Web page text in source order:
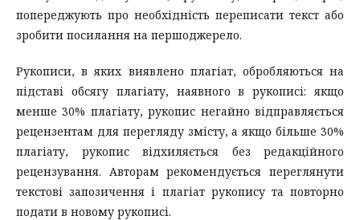
попереджують про необхідність переписати текст або
зробити посилання на першоджерело.
Рукописи, в яких виявлено плагіат, обробляються на
підставі обсягу плагіату, наявного в рукописі: якщо
менше 30% плагіату, рукопис негайно відправляється
рецензентам для перегляду змісту, а якщо більше 30%
плагіату, рукопис відхиляється без редакційного
рецензування. Авторам рекомендується переглянути
текстові запозичення і плагіат рукопису та повторно
подати в новому рукописі.